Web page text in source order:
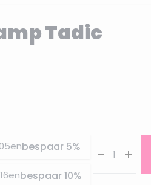
Tadic
enbespaar 5%
enbespaar10%